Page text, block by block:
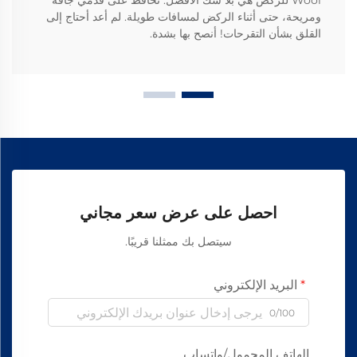
ومريحة، حتى أثناء الركض لمسافات طويلة. لم أعد أحتاج إلى
القلق بشأن التقرحات! أنصح بها بشدة.
احصل على عرض سعر مجاني
سيتصل بك ممثلنا قريبًا.
البريد الإلكتروني
0/100